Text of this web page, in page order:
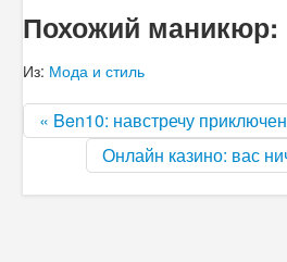
Похожий маникюр:
Из: Мода и стиль
« Ben10: навстречу
Онлайн казино: вас